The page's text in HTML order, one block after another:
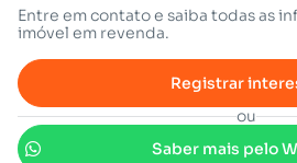
Entre em contato e saiba todas as
imóvel em revenda.
Registrar
ou
Saber mais pelo